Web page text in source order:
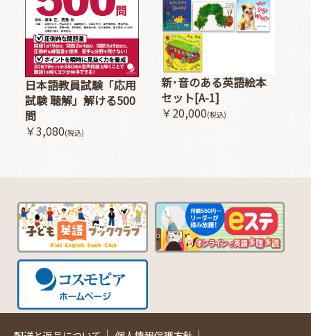
日本語教員試験「応用
試験 聴解」解ける500
問
￥3,080(税込)
新･音のある英語絵本
セット[A-1]
￥20,000(税込)